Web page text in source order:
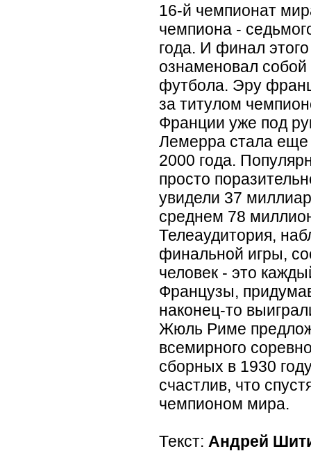
16-й чемпионат
чемпиона -
года. И финал
ознаменовал
футбола. Эру
за титулом
Франции уже под
Лемерра стала
2000 года.
просто
увидели 37
среднем 78
Телеаудитория,
финальной игры,
человек - это
Французы,
наконец-то
Жюль Риме
всемирного
сборных в 1930
счастлив, что
чемпионом мира.
Текст: Андрей